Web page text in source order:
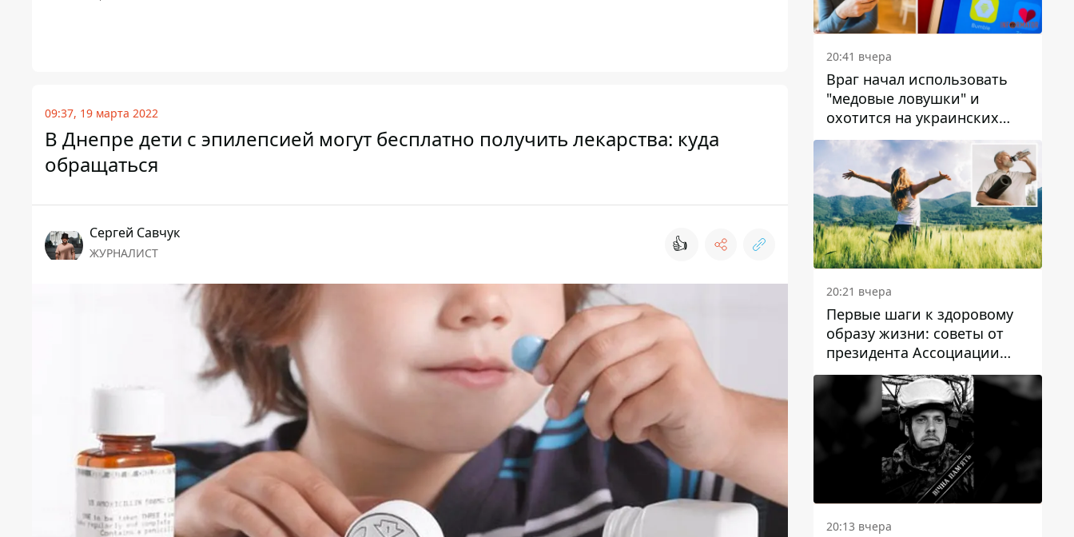
09:37, 19 марта 2022
В Днепре дети с эпилепсией могут бесплатно получить лекарства: куда
обращаться
Сергей Савчук
ЖУРНАЛИСТ 👍
20:41 вчера
Враг начал использовать
"медовые ловушки" и
охотится на украинских
военнослужащих
20:21 вчера
Первые шаги к здоровому
образу жизни: советы от
президента Ассоциации
диетологов Украины
20:13 вчера